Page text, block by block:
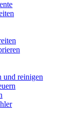
und reinigen